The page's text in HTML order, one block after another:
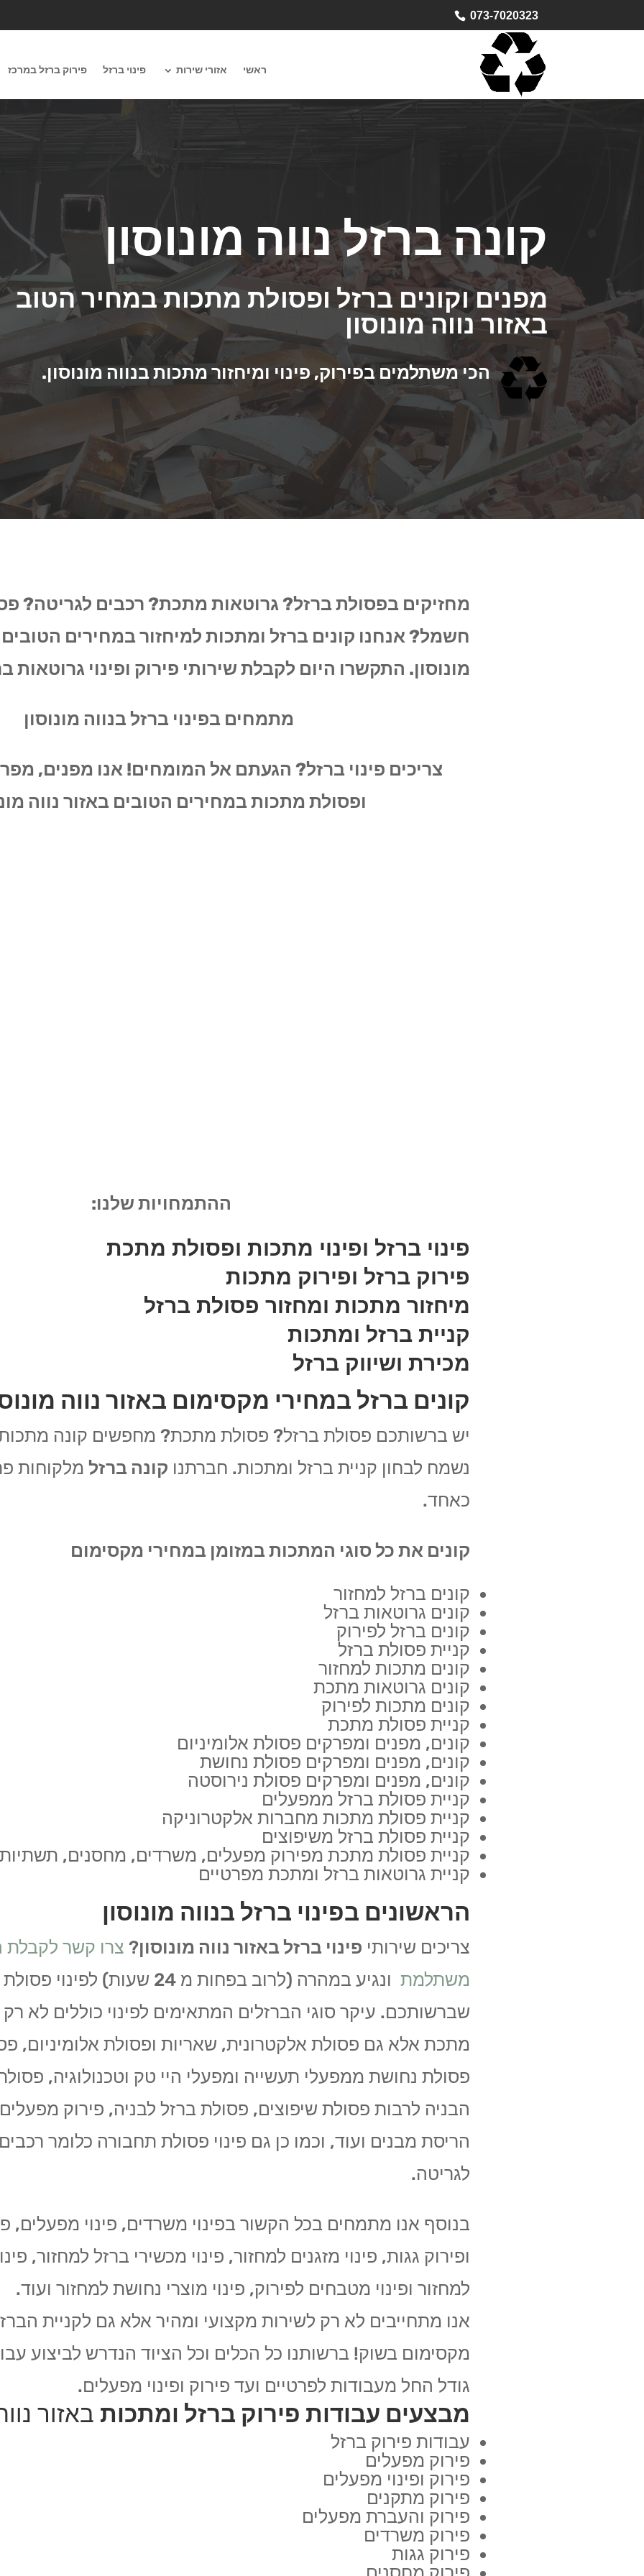
073-7020323
ראשי אזורי שירות פינוי ברזל פירוק ברזל במרכז
קונה ברזל נווה מונוסון
מפנים וקונים ברזל ופסולת מתכות במחיר הטוב
באזור נווה מונוסון
הכי משתלמים בפירוק, פינוי ומיחזור מתכות בנווה מונוסון.
מחזיקים בפסולת ברזל? גרוטאות מתכת? רכבים לגריטה?
חשמל? אנחנו קונים ברזל ומתכות למיחזור במחירים הטובים
מונוסון. התקשרו היום לקבלת שירותי פירוק ופינוי גרוטאות
מתמחים בפינוי ברזל בנווה מונוסון
צריכים פינוי ברזל? הגעתם אל המומחים! אנו מפנים,
ופסולת מתכות במחירים הטובים באזור נווה
ההתמחויות שלנו:
פינוי ברזל ופינוי מתכות ופסולת מתכת
פירוק ברזל ופירוק מתכות
מיחזור מתכות ומחזור פסולת ברזל
קניית ברזל ומתכות
מכירת ושיווק ברזל
קונים ברזל במחירי מקסימום באזור נווה
יש ברשותכם פסולת ברזל? פסולת מתכת? מחפשים קונה מתכות
נשמח לבחון קניית ברזל ומתכות. חברתנו קונה ברזל מלקוחות
כאחד.
קונים את כל סוגי המתכות במזומן במחירי מקסימום
קונים ברזל למחזור
קונים גרוטאות ברזל
קונים ברזל לפירוק
קניית פסולת ברזל
קונים מתכות למחזור
קונים גרוטאות מתכת
קונים מתכות לפירוק
קניית פסולת מתכת
קונים, מפנים ומפרקים פסולת אלומיניום
קונים, מפנים ומפרקים פסולת נחושת
קונים, מפנים ומפרקים פסולת נירוסטה
קניית פסולת ברזל ממפעלים
קניית פסולת מתכות מחברות אלקטרוניקה
קניית פסולת ברזל משיפוצים
קניית פסולת מתכת מפירוק מפעלים, משרדים, מחסנים, תשתיות
קניית גרוטאות ברזל ומתכת מפרטיים
הראשונים בפינוי ברזל בנווה מונוסון
צריכים שירותי פינוי ברזל באזור נווה מונוסון? צרו קשר
משתלמת
ונגיע במהרה (לרוב בפחות מ 24
שברשותכם. עיקר סוגי הברזלים המתאימים לפינוי כוללים לא
מתכת אלא גם פסולת אלקטרונית, שאריות ופסולת אלומיניום,
פסולת נחושת ממפעלי תעשייה ומפעלי היי טק וטכנולוגיה,
הבניה לרבות פסולת שיפוצים, פסולת ברזל לבניה, פירוק
הריסת מבנים ועוד, וכמו כן גם פינוי פסולת תחבורה כלומר
לגריטה.
בנוסף אנו מתמחים בכל הקשור בפינוי משרדים, פינוי מפעלים,
ופירוק גגות, פינוי מזגנים למחזור, פינוי מכשירי ברזל למחזור,
למחזור ופינוי מטבחים לפירוק, פינוי מוצרי נחושת למחזור ועוד.
אנו מתחייבים לא רק לשירות מקצועי ומהיר אלא גם לקניית
מקסימום בשוק! ברשותנו כל הכלים וכל הציוד הנדרש לביצוע
גודל החל מעבודות לפרטיים ועד פירוק ופינוי מפעלים.
מבצעים עבודות פירוק ברזל ומתכות באזור
עבודות פירוק ברזל
פירוק מפעלים
פירוק ופינוי מפעלים
פירוק מתקנים
פירוק והעברת מפעלים
פירוק משרדים
פירוק גגות